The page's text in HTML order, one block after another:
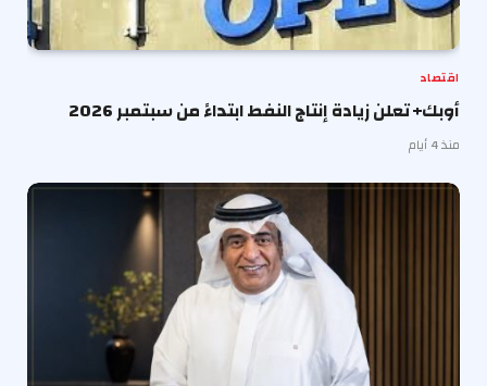
اقتصاد
أوبك+ تعلن زيادة إنتاج النفط ابتداءً من سبتمبر 2026
منذ 4 أيام